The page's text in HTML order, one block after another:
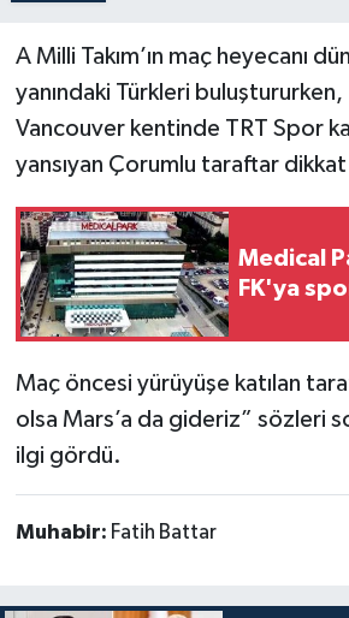
A Milli Takım’ın maç heyecanı
yanındaki Türkleri buluştururken,
Vancouver kentinde TRT Spor
yansıyan Çorumlu taraftar
Medical
FK'ya
Maç öncesi yürüyüşe katılan
olsa Mars’a da gideriz” sözleri
ilgi gördü.
Muhabir: Fatih Battar